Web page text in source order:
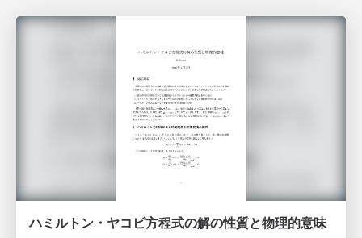
ハミルトン・ヤコビ方程式の解の性質と物理的意味